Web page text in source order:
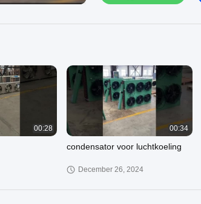
00:28 00:34
condensator voor luchtkoeling
December 26, 2024